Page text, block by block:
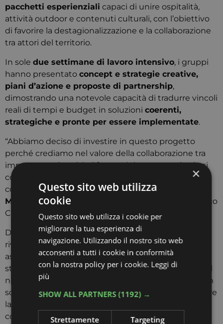
pacchetti esperienziali capaci di unire ospitalità,
attività outdoor e contenuti culturali, con l’obiettivo
di favorire la destagionalizzazione e la collaborazione
tra attori del territorio.
In sole due settimane di lavoro intensivo, i gruppi
hanno presentato concept e strategie creative,
piani d’azione e proposte di partnership,
dimostrando una notevole capacità di tradurre vincoli
reali di tempi e budget in soluzioni coerenti,
strategiche e pronte per essere implementate.
“Abbiamo deciso di investire in questo progetto
perché crediamo nel valore della collaborazione tra
imprese e università. Il futuro del nostro territorio si
costruisce anche così: ascoltando i giovani e
coinvolgendoli in sfide concrete”, ha dichiarato
Mattia Enzo, presidente del Consorzio Parco Turistico
Cavallino-Treporti.
Dal punto di vista degli studenti, l’esperienza si è
rivelata tanto stimolante quanto formativa: “Un
aspetto che abbiamo particolarmente apprezzato è
stato quello di aver lavorato con realtà specifiche del
nostro territorio. Questo approccio ha permesso non
solo di applicare concetti teorici, ma anche di esaltare
la mia terra attraverso progetti mirati. La
collaborazione con un ente esterno è stata
×
Questo sito web utilizza
cookie
Questo sito web utilizza i cookie per
migliorare la tua esperienza di
navigazione. Utilizzando il nostro sito web
acconsenti a tutti i cookie in conformità
con la nostra policy per i cookie. Leggi di
più
SHOW ALL PARTNERS(1192) →
Strettamente
Targeting